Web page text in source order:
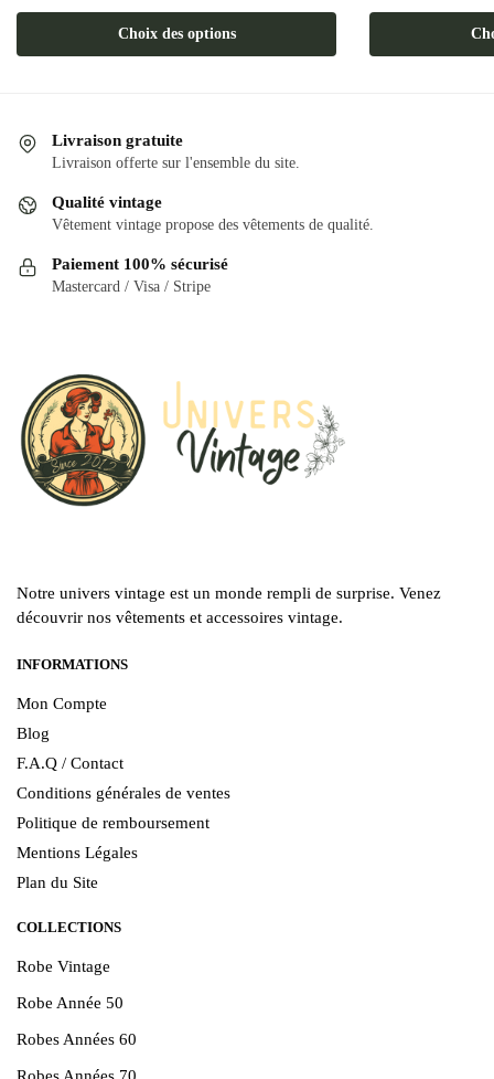
Choix des options
a
Les
options
être
sur
produit
produit
Livraison gratuite
Livraison offerte sur l'ensemble du site.
Qualité vintage
Vêtement vintage propose des vêtements de qualité.
Paiement 100% sécurisé
Mastercard / Visa / Stripe
Notre univers vintage est un monde rempli de surprise. Venez
découvrir nos vêtements et accessoires vintage.
INFORMATIONS
Mon Compte
Blog
F.A.Q / Contact
Conditions générales de ventes
Politique de remboursement
Mentions Légales
Plan du Site
COLLECTIONS
Robe Vintage
Robe Année 50
Robes Années 60
Robes Années 70